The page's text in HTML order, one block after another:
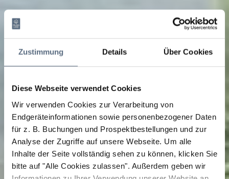
Zustimmung Details Über Cookies
Diese Webseite verwendet Cookies
Wir verwenden Cookies zur Verarbeitung von
Endgeräteinformationen sowie personenbezogener Daten
für z. B. Buchungen und Prospektbestellungen und zur
Analyse der Zugriffe auf unsere Webseite. Um alle
Inhalte der Seite vollständig sehen zu können, klicken Sie
bitte auf "Alle Cookies zulassen". Außerdem geben wir